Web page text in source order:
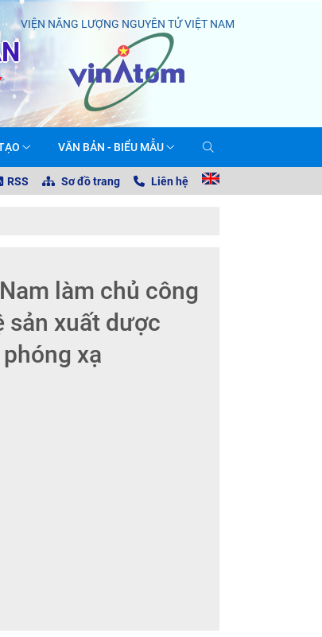
VIỆN NĂNG LƯỢNG NGUYÊN TỬ VIỆT NAM
VĂN BẢN - BIỂU MẪU
RSS Sơ đồ trang Liên hệ
làm chủ công
sản xuất dược
xạ